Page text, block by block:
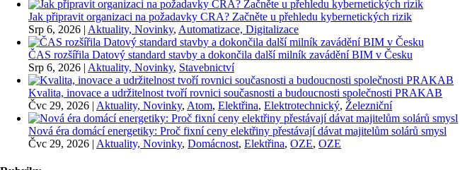
Jak připravit organizaci na požadavky CRA? Začněte u přehledu kybernetických rizik
Srp 6, 2026 | Aktuality, Novinky, Automatizace, Digitalizace
ČAS rozšířila Datový standard stavby a dokončila další milník zavádění BIM v Česku
Srp 6, 2026 | Aktuality, Novinky, Stavebnictví
Kvalita, inovace a udržitelnost tvoří rovnici současnosti a budoucnosti společnosti PRAKAB
Čvc 29, 2026 | Aktuality, Novinky, Atom, Elektřina, Elektrotechnický, Železniční
Nová éra domácí energetiky: Proč fixní ceny elektřiny přestávají dávat majitelům solárů smysl
Čvc 29, 2026 | Aktuality, Novinky, Domácnost, Elektřina, OZE, OZE